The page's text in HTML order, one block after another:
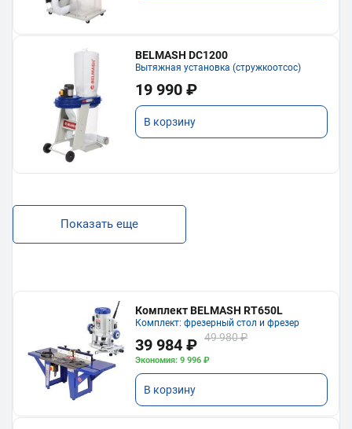
BELMASH DC1200
Вытяжная установка (стружкоотсос)
19 990 ₽
В корзину
Показать еще
Комплект BELMASH RT650L
Комплект: фрезерный стол и фрезер
39 984 ₽ 49 980 ₽
Экономия: 9 996 ₽
В корзину